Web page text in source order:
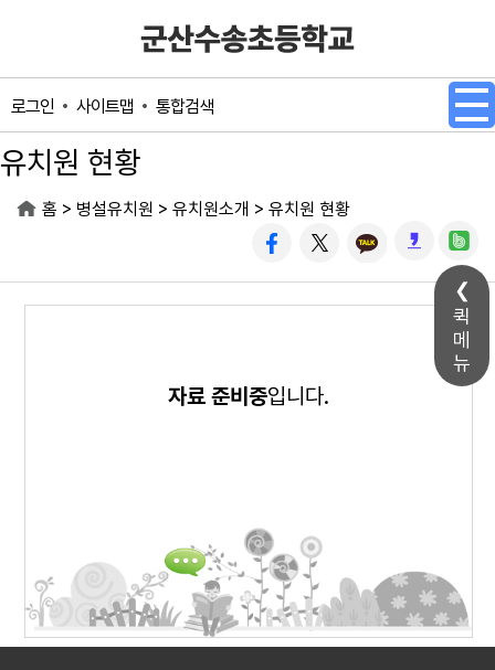
퀵
메
뉴
로그인 사이트맵 통합검색
유치원 현황
홈 > 병설유치원 > 유치원소개 > 유치원 현황
자료 준비중입니다.